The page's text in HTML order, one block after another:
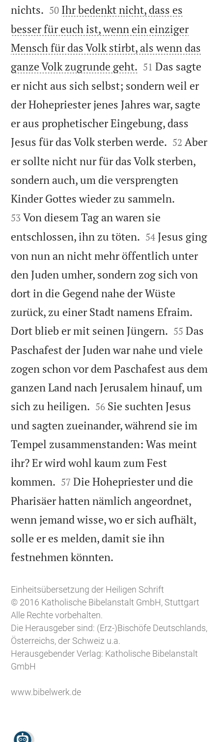
nichts. 

50 Ihr bedenkt nicht, dass es
besser für euch ist, wenn ein einziger
Mensch für das Volk stirbt, als wenn das
ganze Volk zugrunde geht. 

51 Das sagte
er nicht aus sich selbst; sondern weil er
der Hohepriester jenes Jahres war, sagte
er aus prophetischer Eingebung, dass
Jesus für das Volk sterben werde. 

52 Aber
er sollte nicht nur für das Volk sterben,
sondern auch, um die versprengten
Kinder Gottes wieder zu sammeln.
53 Von diesem Tag an waren sie
entschlossen, ihn zu töten. 

54 Jesus ging
von nun an nicht mehr öffentlich unter
den Juden umher, sondern zog sich von
dort in die Gegend nahe der Wüste
zurück, zu einer Stadt namens Efraim.
Dort blieb er mit seinen Jüngern. 

55 Das
Paschafest der Juden war nahe und viele
zogen schon vor dem Paschafest aus dem
ganzen Land nach Jerusalem hinauf, um
sich zu heiligen. 

56 Sie suchten Jesus
und sagten zueinander, während sie im
Tempel zusammenstanden: Was meint
ihr? Er wird wohl kaum zum Fest
kommen. 

57 Die Hohepriester und die
Pharisäer hatten nämlich angeordnet,
wenn jemand wisse, wo er sich aufhält,
solle er es melden, damit sie ihn
festnehmen könnten.
Einheitsübersetzung der Heiligen Schrift
© 2016 Katholische Bibelanstalt GmbH, Stuttgart
Alle Rechte vorbehalten.
Die Herausgeber sind: (Erz-)Bischöfe Deutschlands,
Österreichs, der Schweiz u.a.
Herausgebender Verlag: Katholische Bibelanstalt
GmbH
www.bibelwerk.de